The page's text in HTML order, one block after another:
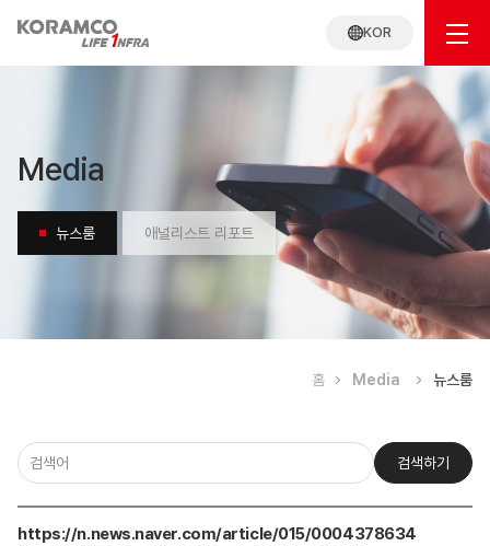
KOR
Media
뉴스룸 애널리스트 리포트
홈 Media 뉴스룸
뉴스룸 검색하기
https://n.news.naver.com/article/015/0004378634